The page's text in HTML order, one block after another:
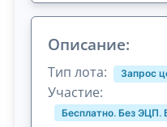
Описание:
Тип лота: Запрос
Участие:
Бесплатно. Без ЭЦП.